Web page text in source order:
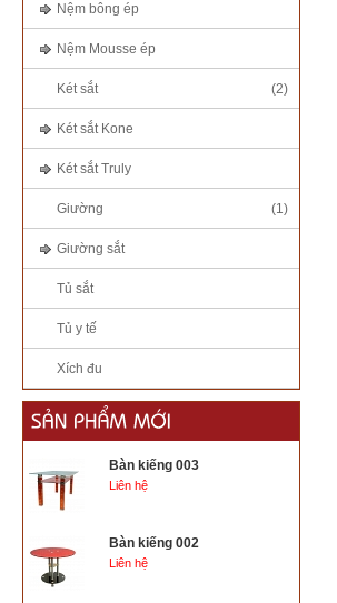
Nệm bông ép
Nệm Mousse ép
Két sắt (2)
Két sắt Kone
Két sắt Truly
Giường (1)
Giường sắt
Tủ sắt
Tủ y tế
Xích đu
Bàn kiếng 003
Liên hệ
Bàn kiếng 002
Liên hệ